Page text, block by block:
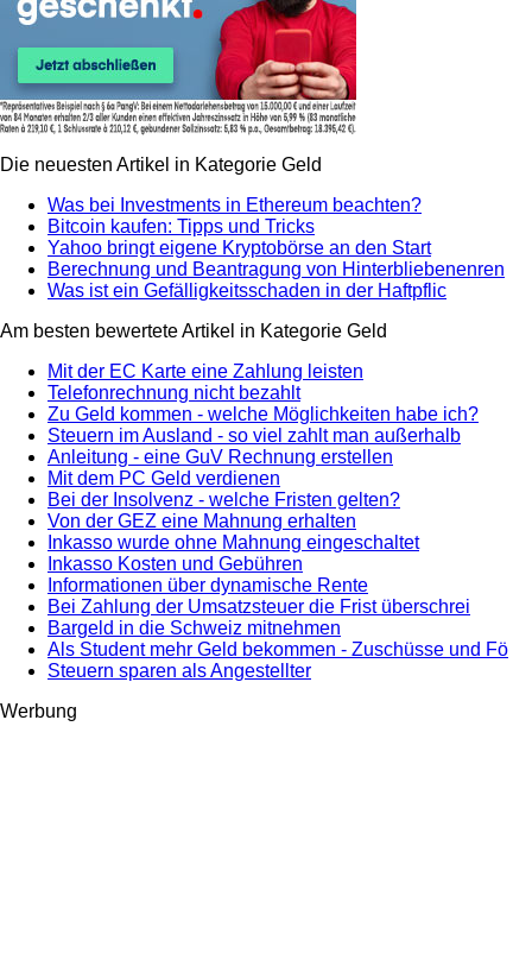
Die neuesten Artikel in Kategorie Geld
Was bei Investments in Ethereum beachten?
Bitcoin kaufen: Tipps und Tricks
Yahoo bringt eigene Kryptobörse an den Start
Berechnung und Beantragung von Hinterbliebenenren
Was ist ein Gefälligkeitsschaden in der Haftpflic
Am besten bewertete Artikel in Kategorie Geld
Mit der EC Karte eine Zahlung leisten
Telefonrechnung nicht bezahlt
Zu Geld kommen - welche Möglichkeiten habe ich?
Steuern im Ausland - so viel zahlt man außerhalb
Anleitung - eine GuV Rechnung erstellen
Mit dem PC Geld verdienen
Bei der Insolvenz - welche Fristen gelten?
Von der GEZ eine Mahnung erhalten
Inkasso wurde ohne Mahnung eingeschaltet
Inkasso Kosten und Gebühren
Informationen über dynamische Rente
Bei Zahlung der Umsatzsteuer die Frist überschrei
Bargeld in die Schweiz mitnehmen
Als Student mehr Geld bekommen - Zuschüsse und Fö
Steuern sparen als Angestellter
Werbung